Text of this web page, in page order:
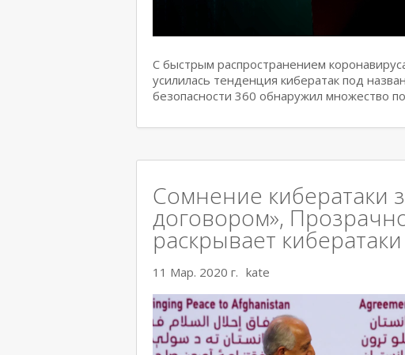
С быстрым распространением
усилилась тенденция кибератак под
безопасности 360 обнаружил множество
Сомнение кибератаки
договором»,
раскрывает
11 Мар. 2020 г. kate